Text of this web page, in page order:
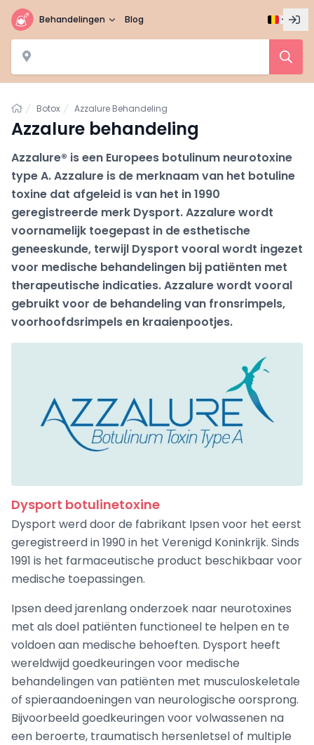
Behandelingen Blog
Home
Botox Azzalure Behandeling
Azzalure behandeling
Azzalure® is een Europees botulinum neurotoxine
type A. Azzalure is de merknaam van het botuline
toxine dat afgeleid is van het in 1990
geregistreerde merk Dysport. Azzalure wordt
voornamelijk toegepast in de esthetische
geneeskunde, terwijl Dysport vooral wordt ingezet
voor medische behandelingen bij patiënten met
therapeutische indicaties. Azzalure wordt vooral
gebruikt voor de behandeling van fronsrimpels,
voorhoofdsrimpels en kraaienpootjes.
Dysport botulinetoxine
Dysport werd door de fabrikant Ipsen voor het eerst
geregistreerd in 1990 in het Verenigd Koninkrijk. Sinds
1991 is het farmaceutische product beschikbaar voor
medische toepassingen.
Ipsen deed jarenlang onderzoek naar neurotoxines
met als doel patiënten functioneel te helpen en te
voldoen aan medische behoeften. Dysport heeft
wereldwijd goedkeuringen voor medische
behandelingen van patiënten met musculoskeletale
of spieraandoeningen van neurologische oorsprong.
Bijvoorbeeld goedkeuringen voor volwassenen na
een beroerte, traumatisch hersenletsel of multiple